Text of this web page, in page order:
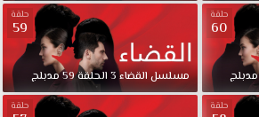
حلقة
60
مدبلج
حلقة
59
مسلسلالقضاء3 الحلقة59مدبلج
حلقة حلقة